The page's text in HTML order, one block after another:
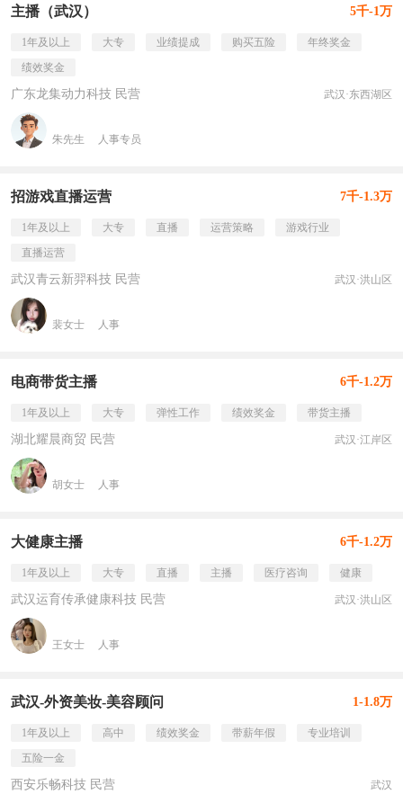
主播（武汉） 5千-1万
1年及以上 大专 业绩提成 购买五险
年终奖金
绩效奖金
广东龙集动力科技 民营 武汉·东西湖区
朱先生 人事专员
招游戏直播运营 7千-1.3万
1年及以上 大专 直播 运营策略
游戏行业
直播运营
武汉青云新羿科技 民营 武汉·洪山区
裴女士 人事
电商带货主播 6千-1.2万
1年及以上 大专 弹性工作 绩效奖金 带货主播
湖北耀晨商贸 民营 武汉·江岸区
胡女士 人事
大健康主播 6千-1.2万
1年及以上 大专 直播 主播 医疗咨询 健康
武汉运育传承健康科技 民营 武汉·洪山区
王女士 人事
武汉-外资美妆-美容顾问 1-1.8万
1年及以上 高中 绩效奖金 带薪年假
专业培训
五险一金
西安乐畅科技 民营 武汉